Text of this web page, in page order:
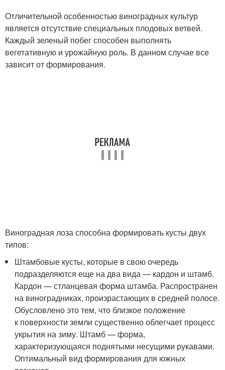
Отличительной особенностью виноградных культур
является отсутствие специальных плодовых ветвей.
Каждый зеленый побег способен выполнять
вегетативную и урожайную роль. В данном случае все
зависит от формирования.
Виноградная лоза способна формировать кусты двух
типов:
Штамбовые кусты, которые в свою очередь
подразделяются еще на два вида — кардон и штамб.
Кардон — стланцевая форма штамба. Распространен
на виноградниках, произрастающих в средней полосе.
Обусловлено это тем, что близкое положение
к поверхности земли существенно облегчает процесс
укрытия на зиму. Штамб — форма,
характеризующаяся поднятыми несущими рукавами.
Оптимальный вид формирования для южных